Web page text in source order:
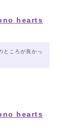
hearts
ところが良かっ
hearts